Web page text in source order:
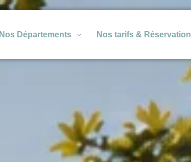
Nos Départements Nos tarifs & Réservation